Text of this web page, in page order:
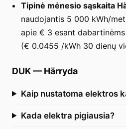
Tipinė mėnesio sąskaita
naudojantis 5 000 kWh/
apie € 3 esant
(€ 0.0455 /kWh 30 dienų
DUK— Härryda
Kaip nustatoma elektros
Kada elektra pigiausia?